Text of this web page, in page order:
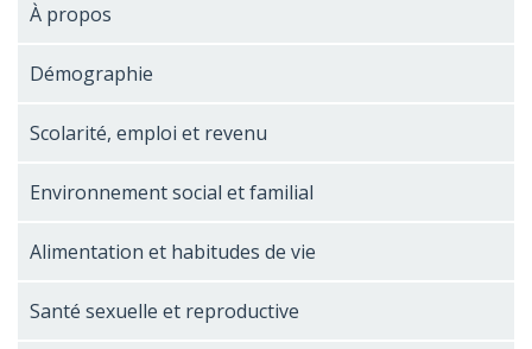
À propos
Démographie
Scolarité, emploi et revenu
Environnement social et familial
Alimentation et habitudes de vie
Santé sexuelle et reproductive